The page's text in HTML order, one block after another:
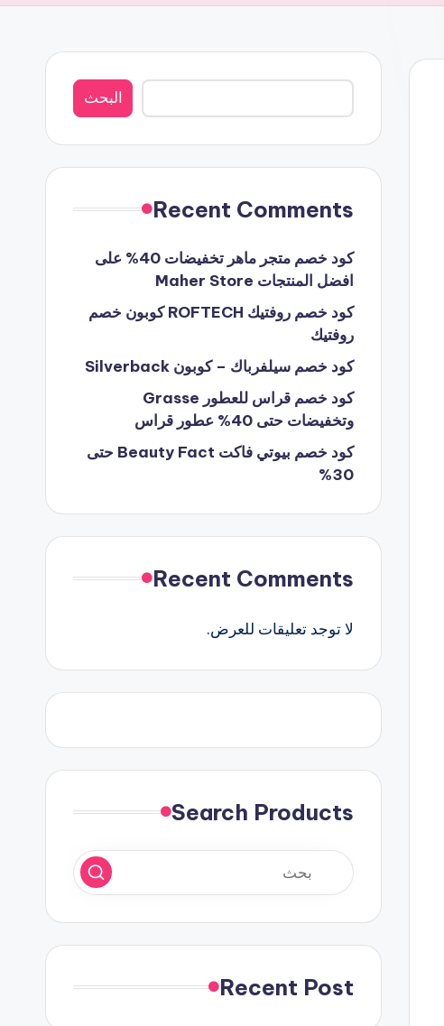
البحث
البحث
Recent Comments
كود خصم متجر ماهر تخفيضات 40% على
افضل المنتجات Maher Store
كود خصم روفتيك ROFTECH كوبون خصم
روفتيك
كود خصم سيلفرباك – كوبون Silverback
كود خصم قراس للعطور Grasse
وتخفيضات حتى 40% عطور قراس
كود خصم بيوتي فاكت Beauty Fact حتى
30%
Recent Comments
لا توجد تعليقات للعرض.
Search Products
Recent Post